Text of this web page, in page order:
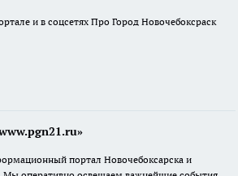
и в соцсетях Про Город Новочебоксраск
портал Новочебоксарска и